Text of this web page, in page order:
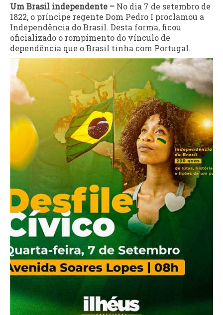
Um Brasil independente – No dia 7 de setembro de
1822, o príncipe regente Dom Pedro I proclamou a
Independência do Brasil. Desta forma, ficou
oficializado o rompimento do vínculo de
dependência que o Brasil tinha com Portugal.